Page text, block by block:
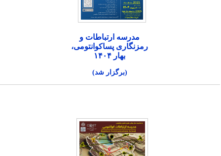
مدرسه ارتباطات و
رمزنگاری پساکوانتومی،
بهار ۱۴۰۴
(برگزار شد)